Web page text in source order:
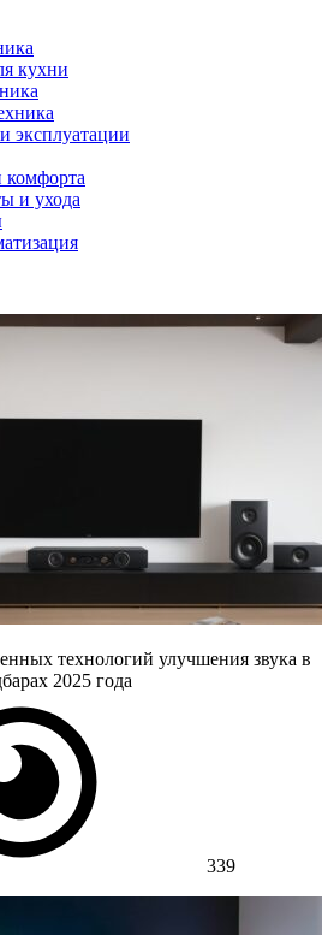
кухни
эксплуатации
комфорта
и ухода
технологий улучшения звука в
2025 года
339